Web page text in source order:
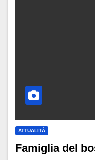
ATTUALITÀ
Famiglia del